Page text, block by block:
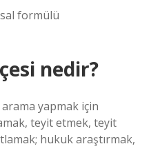
formülü
nedir?
yapmak için
teyit etmek, teyit
hukuk araştırmak,